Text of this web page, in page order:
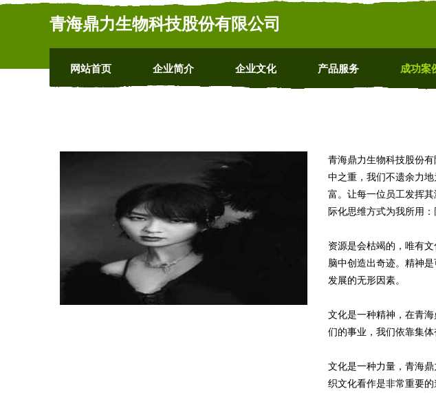
青海鼎力生物科技股份有限公司
网站首页 企业简介 企业文化 产品服务 成功案
青海鼎力生物科技股份
中之重，我们不遗余力
富。让每一位员工发挥
际化思维方式为我所用
资源是会枯竭的，唯有
脑中创造出奇迹。精神
发展的无形因素。
文化是一种精神，在青
们的事业，我们依靠集
文化是一种力量，青海
织文化看作是非常重要